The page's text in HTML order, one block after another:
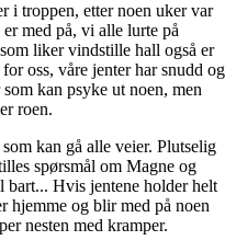
i troppen, etter noen uker var
med på, vi alle lurte på
liker vindstille hall også er
oss, våre jenter har snudd og
kan psyke ut noen, men
roen.
kan gå alle veier. Plutselig
spørsmål om Magne og
bart... Hvis jentene holder helt
hjemme og blir med på noen
nesten med kramper.